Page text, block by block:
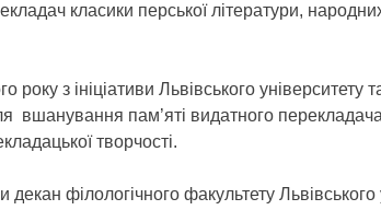
класики перської літератури,
з ініціативи Львівського університету
вшанування пам’яті видатного
творчості.
декан філологічного факультету